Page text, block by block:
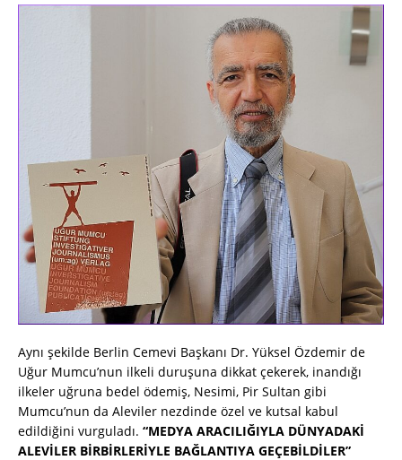
Aynı şekilde Berlin Cemevi Başkanı Dr. Yüksel Özdemir de
Uğur Mumcu’nun ilkeli duruşuna dikkat çekerek, inandığı
ilkeler uğruna bedel ödemiş, Nesimi, Pir Sultan gibi
Mumcu’nun da Aleviler nezdinde özel ve kutsal kabul
edildiğini vurguladı. “MEDYA ARACILIĞIYLA DÜNYADAKİ
ALEVİLER BİRBİRLERİYLE BAĞLANTIYA GEÇEBİLDİLER”